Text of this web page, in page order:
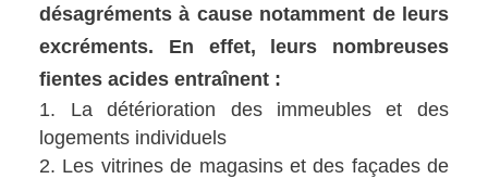
désagréments à cause notamment de leurs
excréments. En effet, leurs nombreuses
fientes acides entraînent :
La détérioration des immeubles et des
logements individuels
Les vitrines de magasins et des façades de